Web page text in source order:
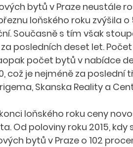
bytů v Praze neustále
loňského roku zvýšila o
Současně s tím však
posledních deset let.
počet bytů v nabídce
což je nejméně za poslední
Skanska Reality a
loňského roku ceny
Od poloviny roku 2015,
bytů v Praze o 102